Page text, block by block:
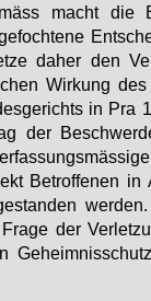
macht die
da­her den
Wir­kung
in Pra
der
Be­trof­fe­nen in
der